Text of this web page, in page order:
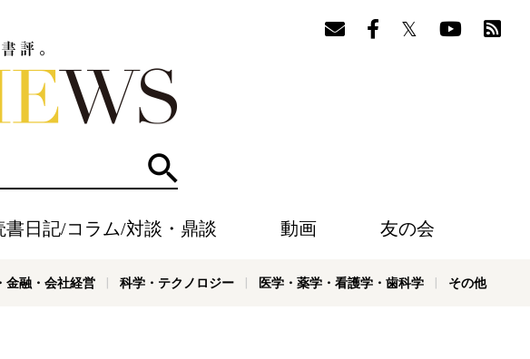
検索
書日記/コラム/対談・鼎談 動画 友の会
金融・会社経営 科学・テクノロジー 医学・薬学・看護学・歯科学 その他